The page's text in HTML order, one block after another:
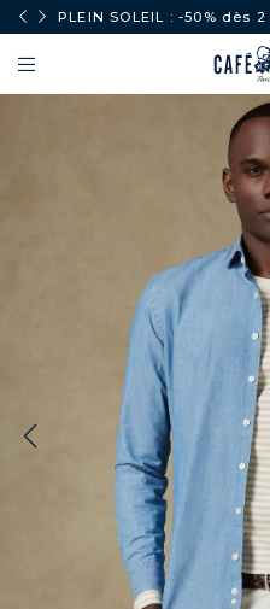
PLEIN SOLEIL : -50% dès